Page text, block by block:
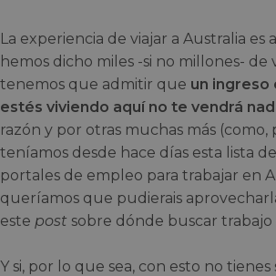
La experiencia de viajar a Australia es
hemos dicho miles -si no millones- de
tenemos que admitir que un ingreso
estés viviendo aquí no te vendrá
razón y por otras muchas más
teníamos desde hace días esta lista
portales de empleo para trabajar en
queríamos que pudierais
este post sobre dónde buscar trabajo
Y si, por lo que sea, con esto no